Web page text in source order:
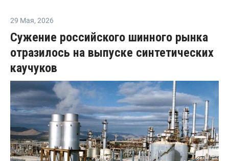
29 Мая, 2026
Сужение российского шинного рынка
отразилось на выпуске синтетических
каучуков